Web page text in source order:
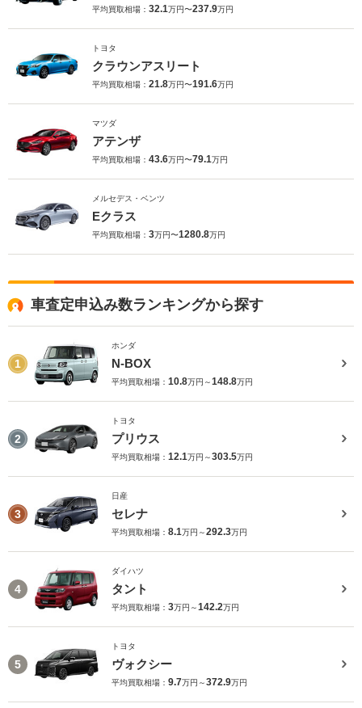
平均買取相場： 32.1万円〜237.9万円
トヨタ
クラウンアスリート
平均買取相場： 21.8万円〜191.6万円
マツダ
アテンザ
平均買取相場： 43.6万円〜79.1万円
メルセデス・ベンツ
Eクラス
平均買取相場： 3万円〜1280.8万円
車査定申込み数ランキングから探す
1
ホンダ
N-BOX
平均買取相場： 10.8万円～148.8万円
2
トヨタ
プリウス
平均買取相場： 12.1万円～303.5万円
3
日産
セレナ
平均買取相場： 8.1万円～292.3万円
4
ダイハツ
タント
平均買取相場： 3万円～142.2万円
5
トヨタ
ヴォクシー
平均買取相場： 9.7万円～372.9万円